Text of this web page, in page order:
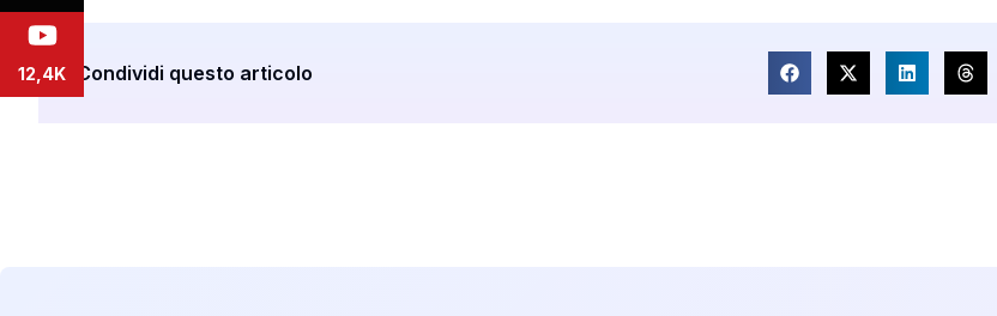
12,4K Condividi questo articolo